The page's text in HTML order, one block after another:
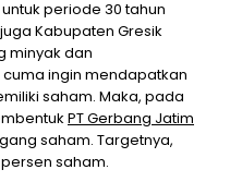
periode 30 tahun
Kabupaten Gresik
minyak dan
ingin mendapatkan
saham. Maka, pada
PT Gerbang Jatim
saham. Targetnya,
saham.